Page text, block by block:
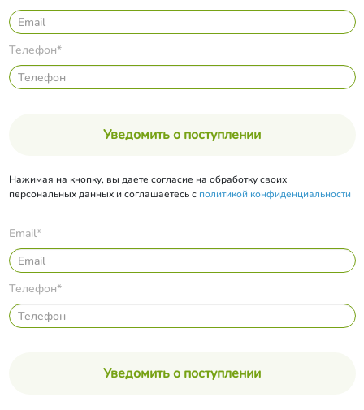
Телефон*
Уведомить о поступлении
Нажимая на кнопку, вы даете согласие на обработку своих
персональных данных и соглашаетесь с политикой конфиденциальности
Email*
Телефон*
Уведомить о поступлении